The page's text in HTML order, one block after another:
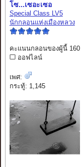
โซ...เซอะเซอ
Special Class LV5
นักกลอนแห่งเมืองหลวง
คะแนนกลอนของผู้นี้ 160
ออฟไลน์
เพศ:
กระทู้: 1,145